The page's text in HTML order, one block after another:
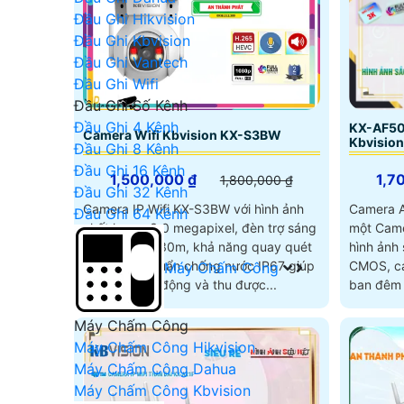
Đầu Ghi Hikvision
Đầu Ghi Kbvision
Đầu Ghi Vantech
Đầu Ghi Wifi
Đầu Ghi Số Kênh
Đầu Ghi 4 Kênh
Đầu Ghi 8 Kênh
Đầu Ghi 16 Kênh
Đầu Ghi 32 Kênh
Đầu Ghi 64 Kênh
Máy Chấm Công
Máy Chấm Công
Máy Chấm Công Hikvision
Máy Chấm Công Dahua
Máy Chấm Công Kbvision
Camera Wifi Kbvision KX-S3BW
1,500,000 ₫
1,800,000 ₫
Camera IP Wifi KX-S3BW với hình ảnh
chất lượng 3.0 megapixel, đèn trợ sáng
Full Color tới 30m, khả năng quay quét
360 cùng chuẩn chống nước IP67 giúp
camera hoạt động và thu được...
KX-
Kbvision
Camera
một
hình ảnh sắt nét. Với
CMOS,
ban